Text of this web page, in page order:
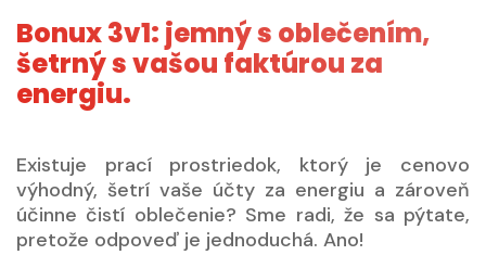
Bonux 3v1: jemný s oblečením,
šetrný s vašou faktúrou za
energiu.
Existuje prací prostriedok, ktorý je cenovo
výhodný, šetrí vaše účty za energiu a zároveň
účinne čistí oblečenie? Sme radi, že sa pýtate,
pretože odpoveď je jednoduchá. Ano!